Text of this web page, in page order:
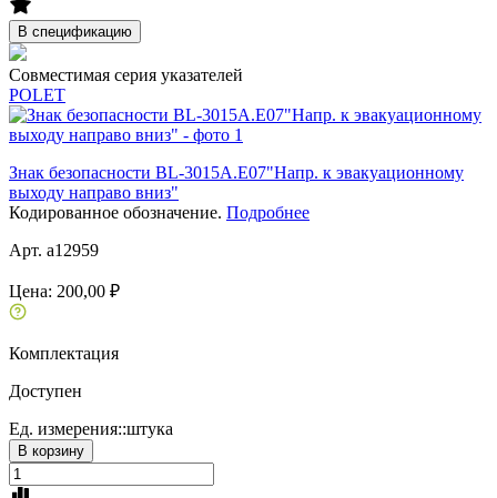
В спецификацию
Совместимая серия указателей
POLET
Знак безопасности BL-3015A.E07"Напр. к эвакуационному
выходу направо вниз"
Кодированное обозначение. Подробнее
Арт. a12959
Цена: 200,00 ₽
Комплектация
Доступен
Ед. измерения::штука
В корзину